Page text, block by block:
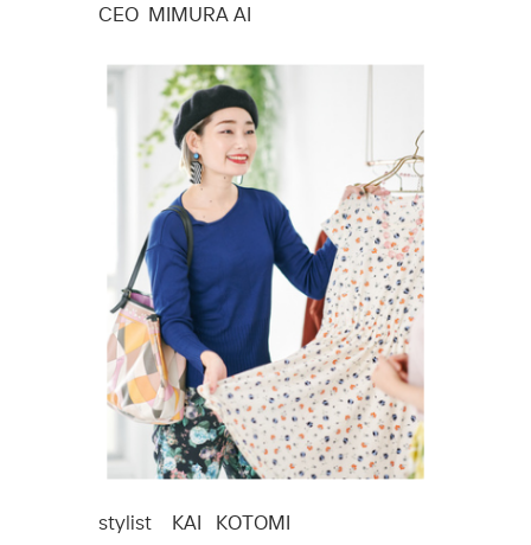
CEO MIMURA AI
stylist KAI KOTOMI